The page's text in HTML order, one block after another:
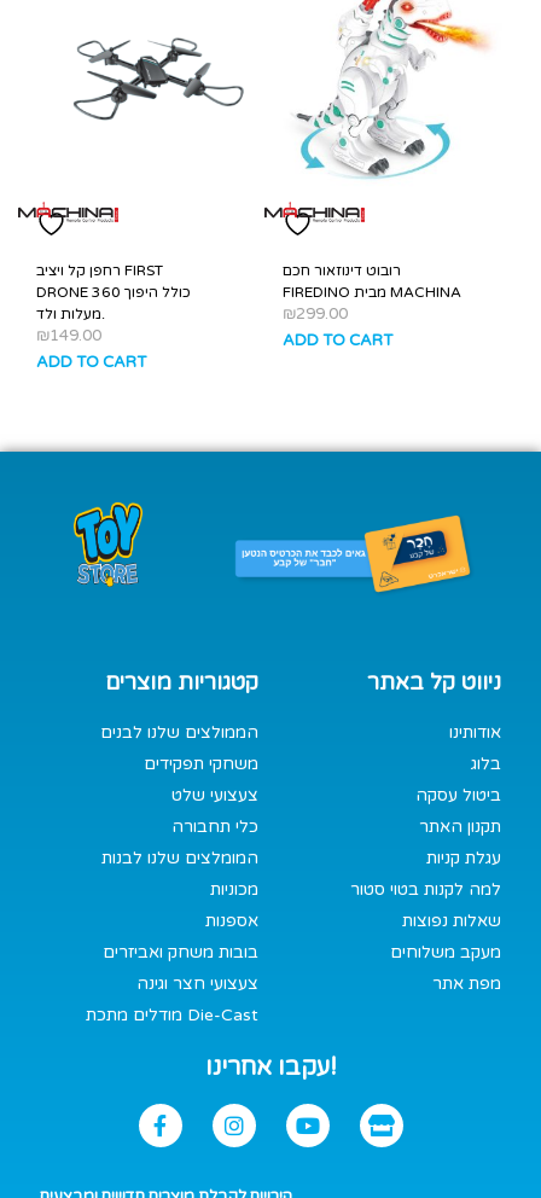
רחפן קל ויציב FIRST
DRONE כולל היפוך 360
מעלות ולד.
₪149.00
ADD TO CART
רובוט דינוזאור חכם
FIREDINO מבית MACHINA
₪299.00
ADD TO CART
קטגוריות מוצרים
הממולצים שלנו לבנים
משחקי תפקידים
צעצועי שלט
כלי תחבורה
המומלצים שלנו לבנות
מכוניות
אספנות
בובות משחק ואביזרים
צעצועי חצר וגינה
מודלים מתכת Die-Cast
ניווט קל באתר
אודותינו
בלוג
ביטול עסקה
תקנון האתר
עגלת קניות
למה לקנות בטוי סטור
שאלות נפוצות
מעקב משלוחים
מפת אתר
עקבו אחרינו!